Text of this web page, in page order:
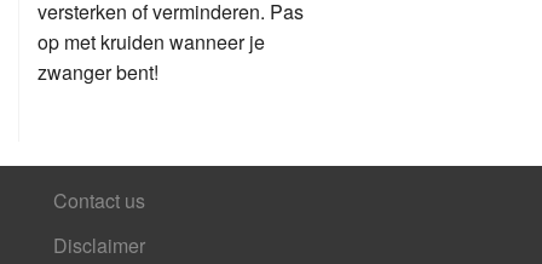
versterken of verminderen. Pas
op met kruiden wanneer je
zwanger bent!
Contact us
Disclaimer